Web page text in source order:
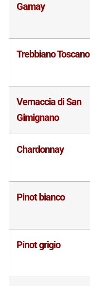
Gamay
Trebbiano Toscano
Vernaccia di San
Gimignano
Chardonnay
Pinot bianco
Pinot grigio